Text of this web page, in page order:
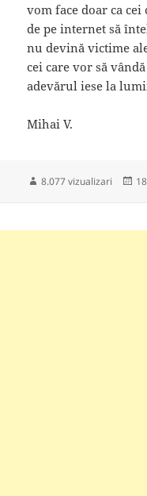
vom face doar ca
de pe internet să
nu devină victime
cei care vor să
adevărul iese la
Mihai V.
8.077 vizualizari